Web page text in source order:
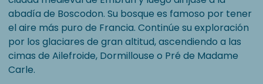
abadía de Boscodon. Su bosque es famoso por tener
el aire más puro de Francia. Continúe su exploración
por los glaciares de gran altitud, ascendiendo a las
cimas de Ailefroide, Dormillouse o Pré de Madame
Carle.